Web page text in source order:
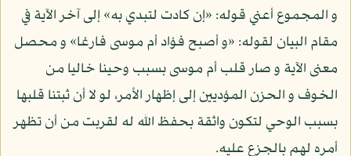
و المجموع أعني قوله: «إن كادت لتبدي به» إلى آخر الآية في
مقام البيان لقوله: «و أصبح فؤاد أم موسى فارغا» و محصل
معنى الآية و صار قلب أم موسى بسبب وحينا خاليا من
الخوف و الحزن المؤديين إلى إظهار الأمر، لو لا أن ثبتنا قلبها
بسبب الوحي لتكون واثقة بحفظ الله له لقربت من أن تظهر
أمره لهم بالجزع عليه.